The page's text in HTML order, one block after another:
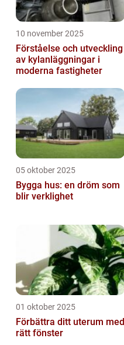
10 november 2025
Förståelse och utveckling
av kylanläggningar i
moderna fastigheter
05 oktober 2025
Bygga hus: en dröm som
blir verklighet
01 oktober 2025
Förbättra ditt uterum med
rätt fönster